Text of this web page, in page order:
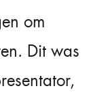
om
Dit was